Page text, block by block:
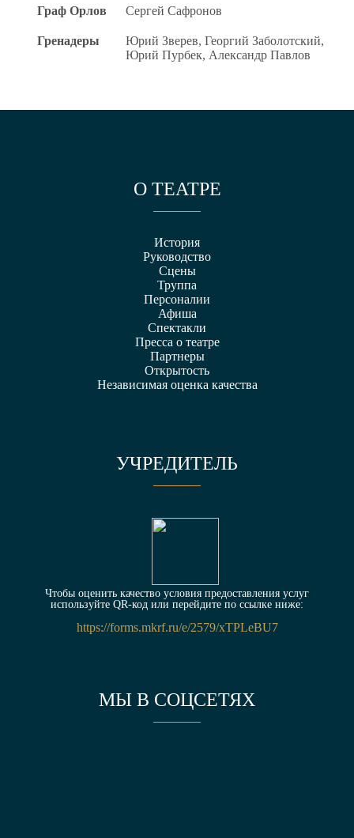
Граф Орлов Сергей Сафронов
Гренадеры
Юрий Зверев, Георгий Заболотский,
Юрий Пурбек, Александр Павлов
О ТЕАТРЕ
История
Руководство
Сцены
Труппа
Персоналии
Афиша
Спектакли
Пресса о театре
Партнеры
Открытость
Независимая оценка качества
УЧРЕДИТЕЛЬ
Чтобы оценить качество условия предоставления услуг
используйте QR-код или перейдите по ссылке ниже:
https://forms.mkrf.ru/e/2579/xTPLeBU7
МЫ В СОЦСЕТЯХ